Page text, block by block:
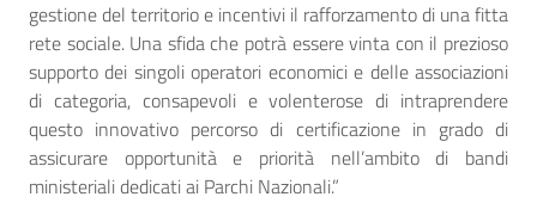
gestione del territorio e incentivi il rafforzamento di una fitta
rete sociale. Una sfida che potrà essere vinta con il prezioso
supporto dei singoli operatori economici e delle associazioni
di categoria, consapevoli e volenterose di intraprendere
questo innovativo percorso di certificazione in grado di
assicurare opportunità e priorità nell’ambito di bandi
ministeriali dedicati ai Parchi Nazionali.”